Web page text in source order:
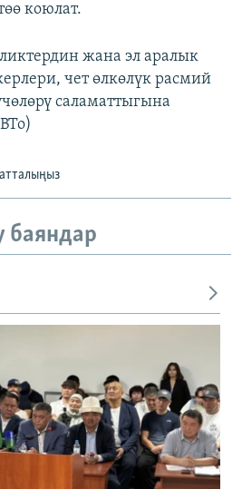
коюлат.
жана эл аралык
чет өлкөлүк расмий
саламаттыгына
баяндар